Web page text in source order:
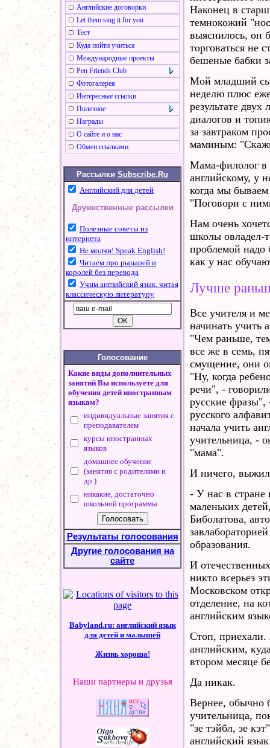
Английские договорки
Let them sing it for you
Тест
Куда пойти учиться
Международные проекты
Pen Friends Club
Фотогалерея
Интересные ссылки
Полезное
Награды
О сайте и о нас
Обмен ссылками
Рассылки Subscribe.Ru
Английский для детей
Дружественные рассылки
Полезные советы из
интернета
Не молчи! Speak English!
Читаем про рыцарей и
королей без перевода
Учим английский язык, читая
классическую литературу
Голосование
Какие виды дополнительных
занятий Вы используете для
обучения детей иностранным
языкам?
индивидуальные занятия с
преподавателем
курсы иностранных
языков
домашнее обучение
(занятия с родителями и
др.)
никакие, достаточно
школьной программы
Результаты голосования
Другие голосования на
сайте
Babyland.ru: английский язык
для детей и малышей
Жизнь хороша!
Наши партнеры и друзья
Наконец в
темнокожий
выяснилось, он
торговаться не
бешеные бабки
Мой младший
неделю плюс
результате
диалогов и
за завтраком
маминым:
Мама-филолог в
английскому, у
когда мы бываем
"Поговори с
Нам очень
школы овладел-
проблемой надо
как у нас
Лучше
Все учителя и
начинать учить
"Чем раньше,
все же в семь,
смущение, они
"Ну, когда
речи", -
русские фразы",
русского
начала учить
учительница, -
"мама".
И ничего,
- У нас в стране
маленьких
Биболатова,
образования.
И
никто всерьез
Московском
отделение, на
английским
Стоп, приехали.
английским,
втором месяце
Да никак.
Вернее, обычно
учительница,
"зе тэйбл, зе
английский